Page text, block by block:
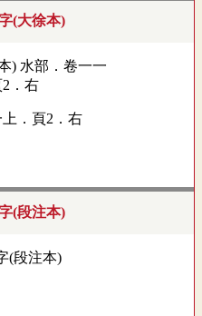
(大徐本)
．頁2．右
(段注本)